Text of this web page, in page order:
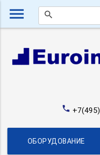
menu search
phone +7(495)
ОБОРУДОВАНИЕ